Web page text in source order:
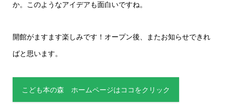
か。このようなアイデアも面白いですね。
開館がますます楽しみです！オープン後、またお知らせできれ
ばと思います。
こども本の森 ホームページはココをクリック